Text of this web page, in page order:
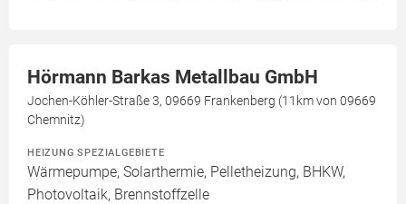
Hörmann Barkas Metallbau GmbH
Jochen-Köhler-Straße 3, 09669 Frankenberg (11km von 09669
Chemnitz)
HEIZUNG SPEZIALGEBIETE
Wärmepumpe, Solarthermie, Pelletheizung, BHKW,
Photovoltaik, Brennstoffzelle